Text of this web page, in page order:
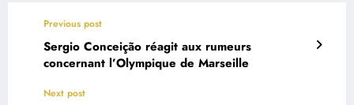
Previous post
Sergio Conceição réagit aux rumeurs
concernant l’Olympique de Marseille
Next post